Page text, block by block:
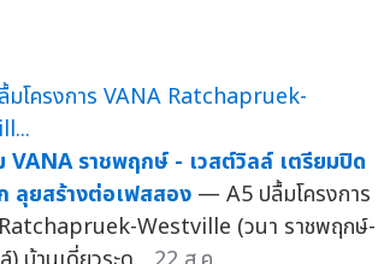
VANA ราชพฤกษ์ - เวสต์วิลล์ เตรียมปิด
ลุยสร้างต่อเฟสสอง — A5 ปลื้มโครงการ
Westville (วนา ราชพฤกษ์-